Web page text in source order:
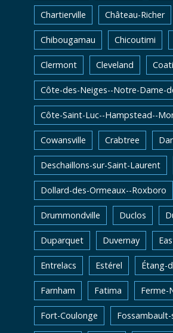
Chartierville Château-Richer
Chibougamau Chicoutimi
Clermont Cleveland
Côte-des-Neiges--Notre-Dame-
Côte-Saint-Luc--Hampstead--
Cowansville Crabtree
Deschaillons-sur-Saint-Laurent
Dollard-des-Ormeaux--Roxboro
Drummondville Duclos
Duparquet Duvernay
Entrelacs Estérel Étang-
Farnham Fatima Ferme-
Fort-Coulonge